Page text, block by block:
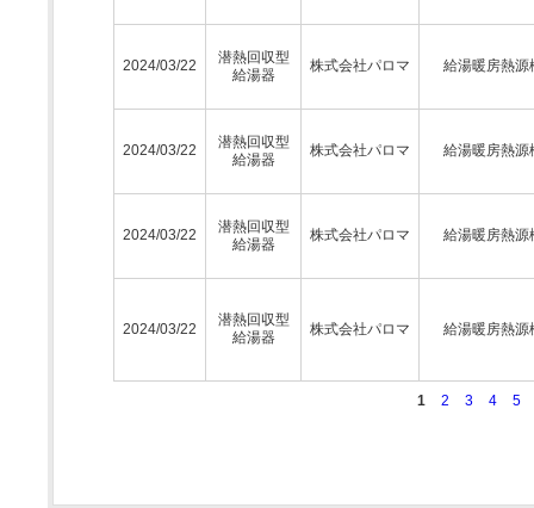
2024/03/22
潜熱回収型
給湯器
株式会社パロマ 給湯暖房熱源
2024/03/22
潜熱回収型
給湯器
株式会社パロマ 給湯暖房熱源
2024/03/22
潜熱回収型
給湯器
株式会社パロマ 給湯暖房熱源
2024/03/22
潜熱回収型
給湯器
株式会社パロマ 給湯暖房熱源
1 2 3 4 5